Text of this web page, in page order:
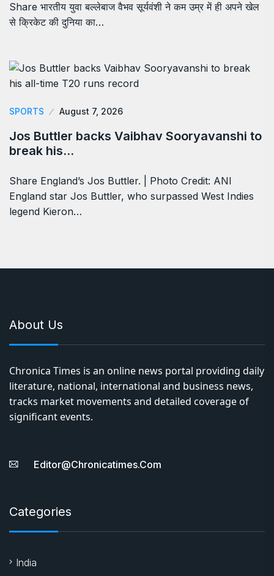
Share भारतीय युवा बल्लेबाज वैभव सूर्यवंशी ने कम उम्र में ही अपने खेल
से क्रिकेट की दुनिया का…
SPORTS August 7, 2026
Jos Buttler backs Vaibhav Sooryavanshi to
break his…
Share England’s Jos Buttler. | Photo Credit: ANI
England star Jos Buttler, who surpassed West Indies
legend Kieron…
About Us
Chronica Times is an online news portal providing daily
literature, national, international and business news,
tracks market movements and detailed coverage of
significant events.
Editor@chronicatimes.com
Categories
India